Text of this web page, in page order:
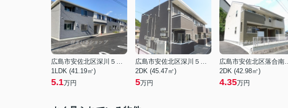
広島市安佐北区深川５丁目
1LDK (41.19㎡)
5.1万円
広島市安佐北区深川５丁目
2DK (45.47㎡)
5万円
広島市安
2DK (42.98㎡)
4.35万円